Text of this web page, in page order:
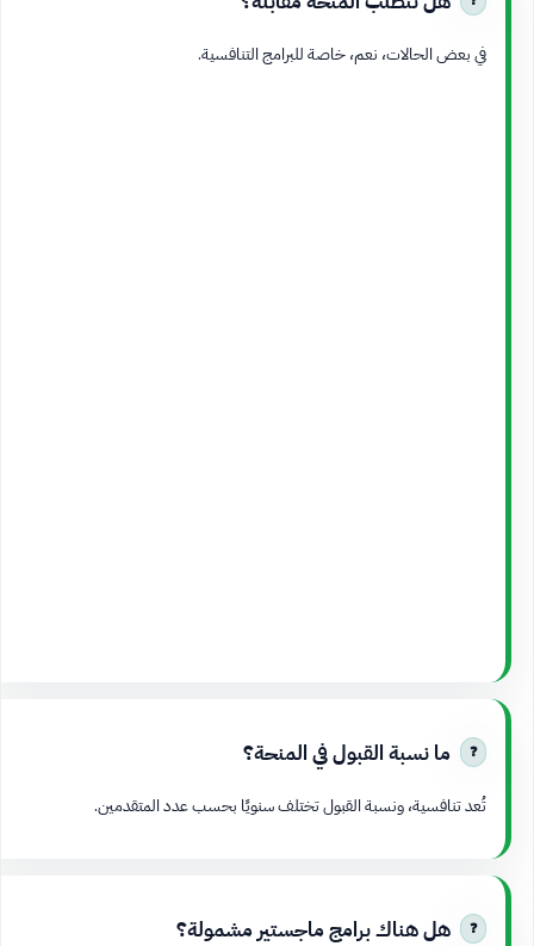
في بعض الحالات، نعم، خاصة للبرامج التنافسية.
ما نسبة القبول في المنحة؟
تُعد تنافسية، ونسبة القبول تختلف سنويًا بحسب عدد المتقدمين.
هل هناك برامج ماجستير مشمولة؟